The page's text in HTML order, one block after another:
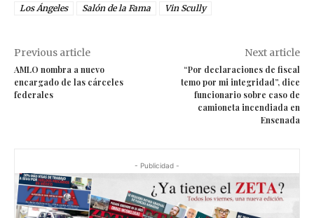
Los Ángeles
Salón de la Fama Vin Scully
Previous article
AMLO nombra a nuevo
encargado de las cárceles
federales
Next article
“Por declaraciones de fiscal
temo por mi integridad”, dice
funcionario sobre caso de
camioneta incendiada en
Ensenada
- Publicidad -